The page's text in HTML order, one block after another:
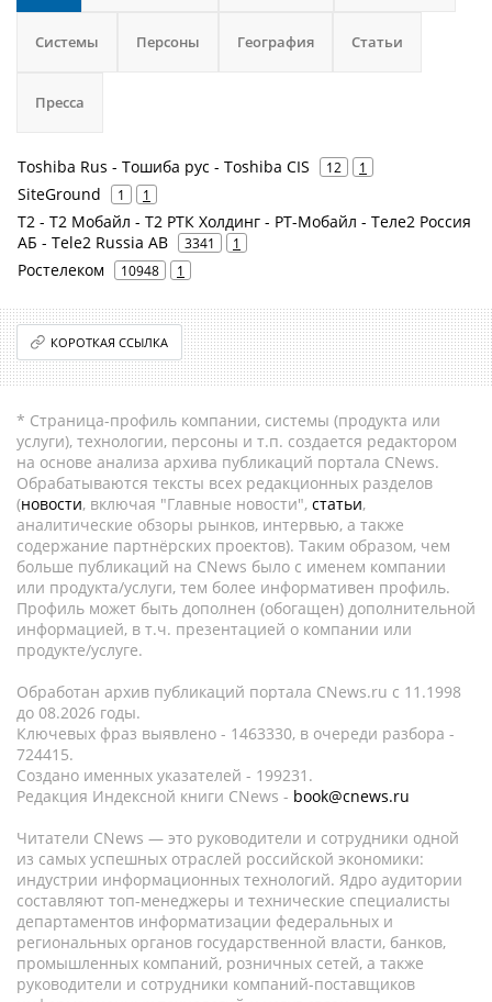
Системы Персоны География Статьи
Пресса
Toshiba Rus - Тошиба рус - Toshiba CIS 12 1
SiteGround 1 1
Т2 - Т2 Мобайл - Т2 РТК Холдинг - РТ-Мобайл - Теле2 Россия
АБ - Tele2 Russia AB
3341 1
Ростелеком 10948 1
КОРОТКАЯ ССЫЛКА
* Страница-профиль компании, системы (продукта или
услуги), технологии, персоны и т.п. создается редактором
на основе анализа архива публикаций портала CNews.
Обрабатываются тексты всех редакционных разделов
(новости, включая "Главные новости", статьи,
аналитические обзоры рынков, интервью, а также
содержание партнёрских проектов). Таким образом, чем
больше публикаций на CNews было с именем компании
или продукта/услуги, тем более информативен профиль.
Профиль может быть дополнен (обогащен) дополнительной
информацией, в т.ч. презентацией о компании или
продукте/услуге.
Обработан архив публикаций портала CNews.ru c 11.1998
до 08.2026 годы.
Ключевых фраз выявлено - 1463330, в очереди разбора -
724415.
Создано именных указателей - 199231.
Редакция Индексной книги CNews - book@cnews.ru
Читатели CNews — это руководители и сотрудники одной
из самых успешных отраслей российской экономики:
индустрии информационных технологий. Ядро аудитории
составляют топ-менеджеры и технические специалисты
департаментов информатизации федеральных и
региональных органов государственной власти, банков,
промышленных компаний, розничных сетей, а также
руководители и сотрудники компаний-поставщиков